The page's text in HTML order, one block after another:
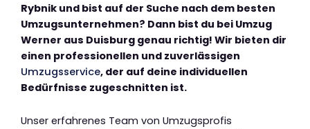
Rybnik und bist auf der Suche nach dem besten
Umzugsunternehmen? Dann bist du bei Umzug
Werner aus Duisburg genau richtig! Wir bieten dir
einen professionellen und zuverlässigen
Umzugsservice, der auf deine individuellen
Bedürfnisse zugeschnitten ist.
Unser erfahrenes Team von Umzugsprofis